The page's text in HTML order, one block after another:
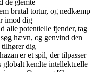
de glemte
brutal tortur, og nedkæmp
imod dig
potentielle fjender, tag
hævn, og genvind den
tilhører dig
er et spil, der tilpasser
kendte intellektuelle